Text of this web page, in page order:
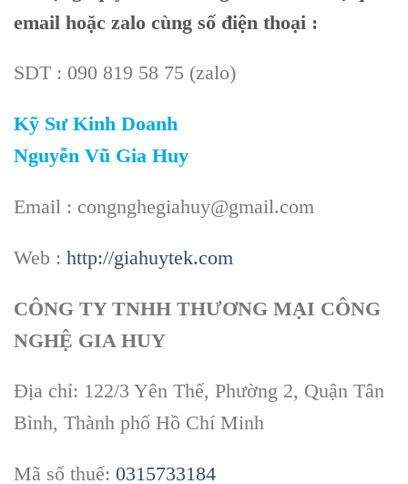
email hoặc zalo cùng số điện thoại :
SDT : 090 819 58 75 (zalo)
Kỹ Sư Kinh Doanh
Nguyễn Vũ Gia Huy
Email : congnghegiahuy@gmail.com
Web : http://giahuytek.com
CÔNG TY TNHH THƯƠNG MẠI CÔNG
NGHỆ GIA HUY
Địa chỉ: 122/3 Yên Thế, Phường 2, Quận Tân
Bình, Thành phố Hồ Chí Minh
Mã số thuế: 0315733184